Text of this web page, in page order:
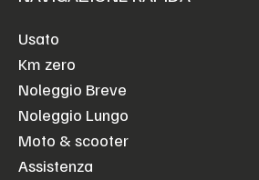
Usato
Km zero
Noleggio Breve
Noleggio Lungo
Moto & scooter
Assistenza